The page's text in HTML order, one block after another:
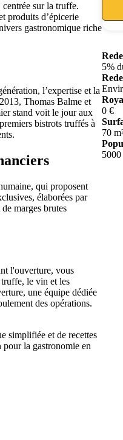
sur la truffe.
produits d’épicerie
gastronomique riche
l’expertise et la
Thomas Balme et
stand voit le jour aux
bistrots truffés à
qui proposent
élaborées par
marges brutes
l'ouverture, vous
le vin et les
une équipe dédiée
des opérations.
simplifiée et de recettes
pour la gastronomie en
5%
0 €
70
5000